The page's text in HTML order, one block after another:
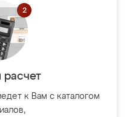
расчет
к Вам с каталогом